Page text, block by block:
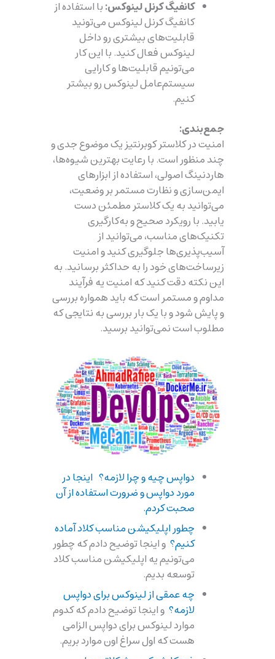
کانفیگ کرنل لینوکس:با استفاده از
کانفیگ کرنل لینوکس می‌تونید
قابلیت‌های بیشتری رو داخل
لینوکس فعال کنید. با این کار
می‌تونیم قابلیت‌ها و کارایی
سیستم‌عامل لینوکس رو بیشتر
کنیم.
جمع‌بندی:
امنیت در کلاستر کوبرنتیز یک موضوع جدی و
چند منظور است. با رعایت بهترین شیوه‌ها،
هاردنینگ اصولی، استفاده از ابزارهای
ایمن‌سازی و نظارت مستمر بر وضعیت،
می‌توانید به یک کلاستر مطمئن دست
یابید. با رویکرد صحیح و به‌کارگیری
تکنیک‌های مناسب، می‌توانید از
آسیب‌پذیری‌ها جلوگیری کنید و امنیت
زیرساخت‌های خود را به حداکثر برسانید. به
این نکته دقت کنید که امنیت یه فرآیند
مداوم و مستمر است که باید همواره بررسی
و پایش شود و با یک بار بررسی به نتایجی که
مطلوب است نمی‌توانید برسید.
دواپس چیه و چرا لازمه؟ اینجا در
مورد دواپس و ضرورت استفاده از آن
صحبت کردم.
چطور اپلیکیشن مناسب کلاد آماده
کنیم؟و اینجا توضیح دادم که چطور
می‌تونیم یه اپلیکیشن مناسب کلاد
توسعه بدیم.
چه عمقی از لینوکس برای دواپس
لازمه؟و اینجا توضیح دادم که کدوم
موارد لینوکس برای دواپس الزامی
هست که اول سراغ اون موارد بریم.